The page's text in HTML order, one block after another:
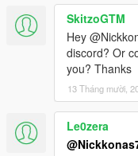
SkitzoGTM
Hey
discord? Or
you? Thanks
13 Tháng mười,
Le0zera